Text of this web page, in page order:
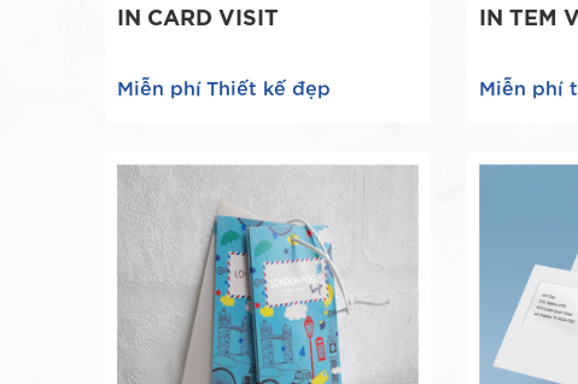
IN CARD VISIT
Miễn phí Thiết kế đẹp
IN TEM
Miễn phí